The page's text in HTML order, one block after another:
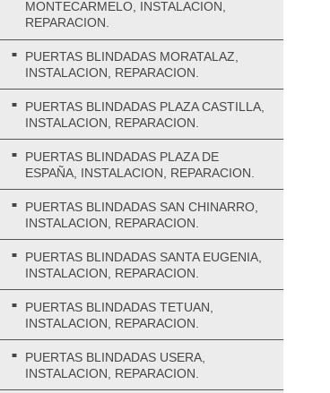
MONTECARMELO, INSTALACION,
REPARACION.
PUERTAS BLINDADAS MORATALAZ,
INSTALACION, REPARACION.
PUERTAS BLINDADAS PLAZA CASTILLA,
INSTALACION, REPARACION.
PUERTAS BLINDADAS PLAZA DE
ESPAÑA, INSTALACION, REPARACION.
PUERTAS BLINDADAS SAN CHINARRO,
INSTALACION, REPARACION.
PUERTAS BLINDADAS SANTA EUGENIA,
INSTALACION, REPARACION.
PUERTAS BLINDADAS TETUAN,
INSTALACION, REPARACION.
PUERTAS BLINDADAS USERA,
INSTALACION, REPARACION.